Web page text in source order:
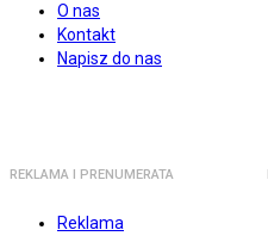
O nas
Kontakt
Napisz do nas
REKLAMA I PRENUMERATA
Reklama